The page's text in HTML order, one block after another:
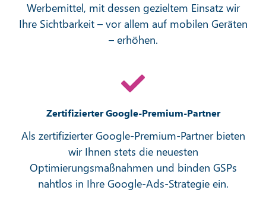
Werbemittel, mit dessen gezieltem Einsatz wir
Ihre Sichtbarkeit – vor allem auf mobilen Geräten
– erhöhen.
Zertifizierter Google-Premium-Partner
Als zertifizierter Google-Premium-Partner bieten
wir Ihnen stets die neuesten
Optimierungsmaßnahmen und binden GSPs
nahtlos in Ihre Google-Ads-Strategie ein.